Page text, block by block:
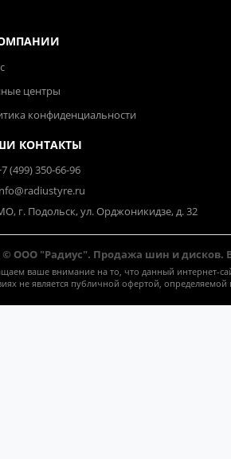
центры
конфиденциальности
КОНТАКТЫ
(499) 350-66-96
г. Подольск, ул. Орджоникидзе, д. 32
© ООО "Радиус". Продажа шин и дисков.
ваше внимание на то, что данный интернет-
не является публичной офертой,